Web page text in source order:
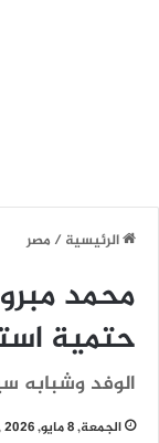
الرئيسية/مصر
محمد
حتمية
الوفد وشبابه
الجمعة, 8 مايو, 2026 , 10:51 ص